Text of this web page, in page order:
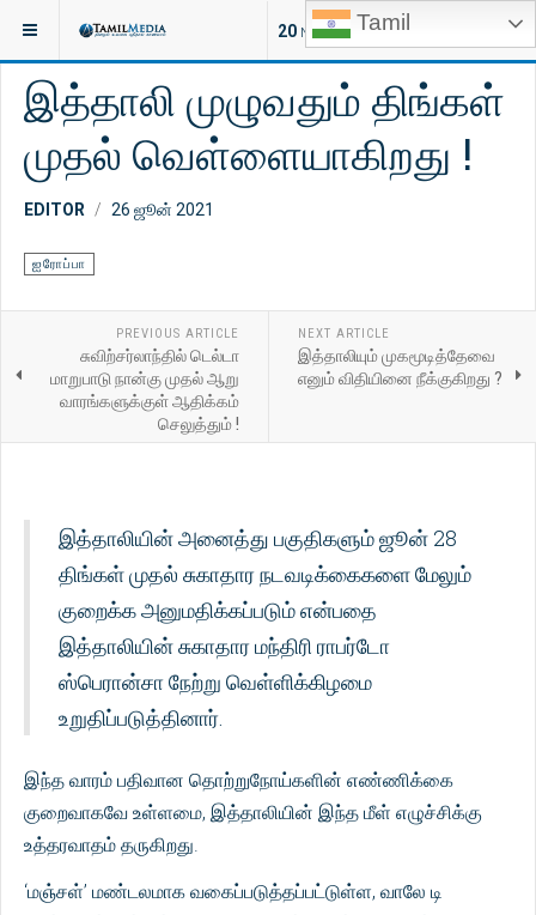
Tamil
20 NEW ARTICLES
இருக்குமிடம்: செய்திகள்
இத்தாலி முழுவதும் திங்கள்
முதல் வெள்ளையாகிறது !
EDITOR 26 ஜூன் 2021
ஐரோப்பா
PREVIOUS ARTICLE
சுவிற்சர்லாந்தில் டெல்டா
மாறுபாடு நான்கு முதல் ஆறு
வாரங்களுக்குள் ஆதிக்கம்
செலுத்தும் !
NEXT ARTICLE
இத்தாலியும் முகமூடித்தேவை
எனும் விதியினை நீக்குகிறது ?
இத்தாலியின் அனைத்து பகுதிகளும் ஜூன் 28
திங்கள் முதல் சுகாதார நடவடிக்கைகளை மேலும்
குறைக்க அனுமதிக்கப்படும் என்பதை
இத்தாலியின் சுகாதார மந்திரி ராபர்டோ
ஸ்பெரான்சா நேற்று வெள்ளிக்கிழமை
உறுதிப்படுத்தினார்.
இந்த வாரம் பதிவான தொற்றுநோய்களின் எண்ணிக்கை
குறைவாகவே உள்ளமை, இத்தாலியின் இந்த மீள் எழுச்சிக்கு
உத்தரவாதம் தருகிறது.
‘மஞ்சள்’ மண்டலமாக வகைப்படுத்தப்பட்டுள்ள, வாலே டி